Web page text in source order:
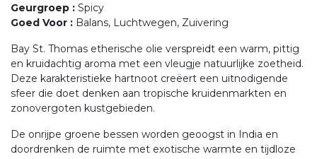
Geurgroep : Spicy
Goed Voor : Balans, Luchtwegen, Zuivering
Bay St. Thomas etherische olie verspreidt een warm, pittig
en kruidachtig aroma met een vleugje natuurlijke zoetheid.
Deze karakteristieke hartnoot creëert een uitnodigende
sfeer die doet denken aan tropische kruidenmarkten en
zonovergoten kustgebieden.
De onrijpe groene bessen worden geoogst in India en
doordrenken de ruimte met exotische warmte en tijdloze